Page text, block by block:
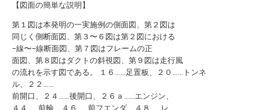
【図面の簡単な説明】
第１図は本発明の一実施例の側面図、第２図は
同じく側断面図、第３〜６図は第２図における
−線〜−線断面図、第７図はフレームの正
面図、第８図はダクトの斜視図、第９図は走行風
の流れを示す図である。 １６……足置板、２０……トンネ
ル、２２……
前開口、２４……後開口、２６ａ……エンジン、
４４……前輪、４６……前フエンダ、４８……レ